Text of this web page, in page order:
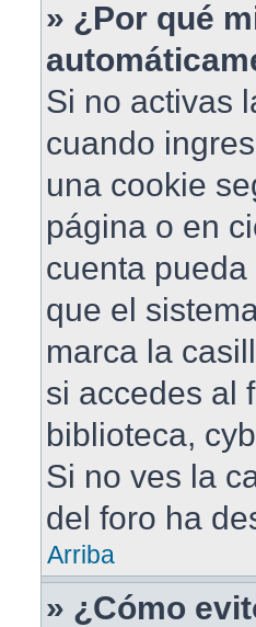
» ¿Por qué
Si no activas
cuando
una cookie
página o en
cuenta
que el
marca la
si accedes al
biblioteca,
Si no ves la
del foro ha
Arriba
» ¿Cómo